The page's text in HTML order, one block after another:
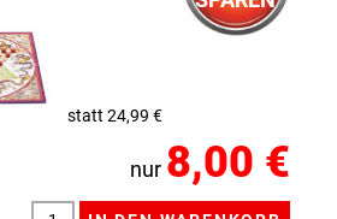
statt 24,99 €
nur 8,00 €